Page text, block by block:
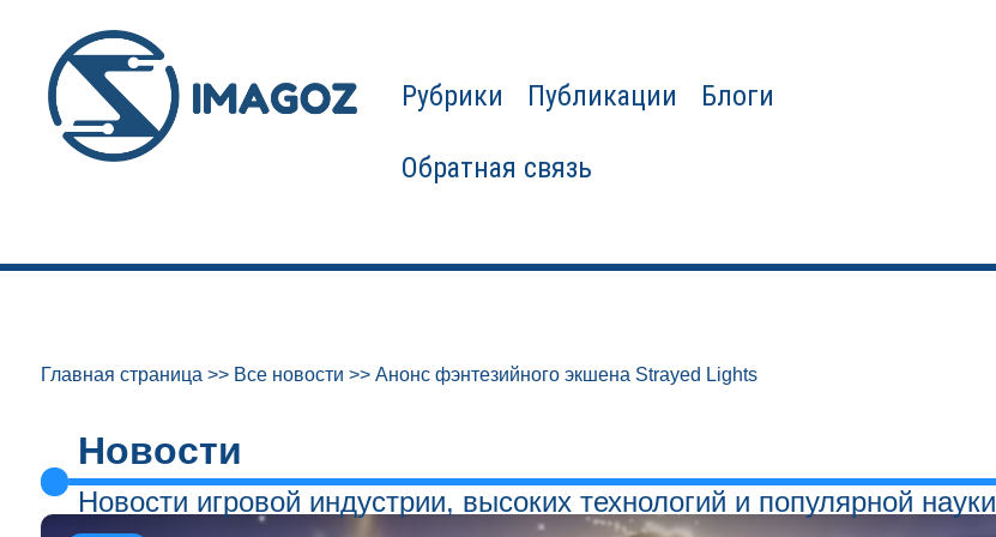
Рубрики Публикации Блоги
Обратная связь
Главная страница >> Все новости >> Анонс фэнтезийного экшена Strayed Lights
Новости
Новости игровой индустрии, высоких технологий и популярной науки